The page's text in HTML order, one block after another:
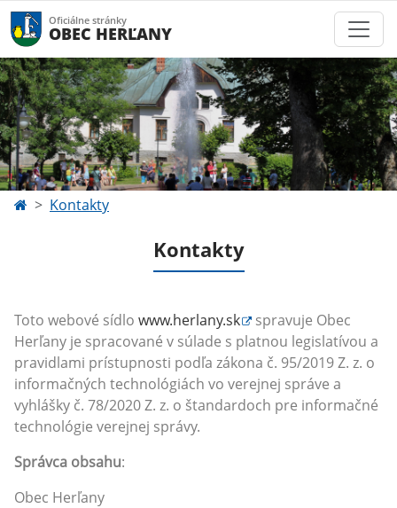
Oficiálne stránky
OBEC HERĽANY
Kontakty
Kontakty
Toto webové sídlo www.herlany.sk
spravuje Obec
Herľany je spracované v súlade s platnou legislatívou a
pravidlami prístupnosti podľa zákona č. 95/2019 Z. z. o
informačných technológiách vo verejnej správe a
vyhlášky č. 78/2020 Z. z. o štandardoch pre informačné
technológie verejnej správy.
Správca obsahu:
Obec Herľany